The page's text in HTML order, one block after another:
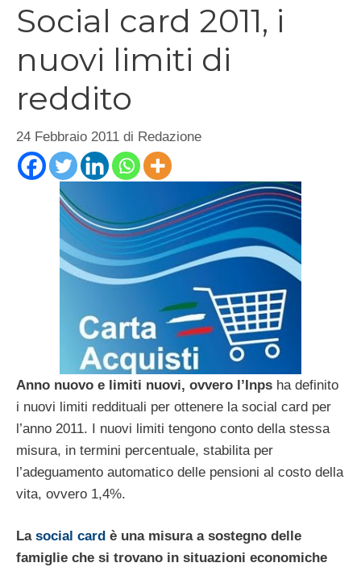
Social card 2011, i
nuovi limiti di
reddito
24 Febbraio 2011 di Redazione
Anno nuovo e limiti nuovi, ovvero l’Inps ha definito
i nuovi limiti reddituali per ottenere la social card per
l’anno 2011. I nuovi limiti tengono conto della stessa
misura, in termini percentuale, stabilita per
l’adeguamento automatico delle pensioni al costo della
vita, ovvero 1,4%.
La social card è una misura a sostegno delle
famiglie che si trovano in situazioni economiche